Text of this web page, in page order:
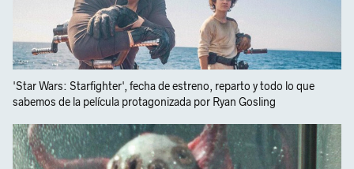
'Star Wars: Starfighter', fecha de estreno, reparto y todo lo que
sabemos de la película protagonizada por Ryan Gosling